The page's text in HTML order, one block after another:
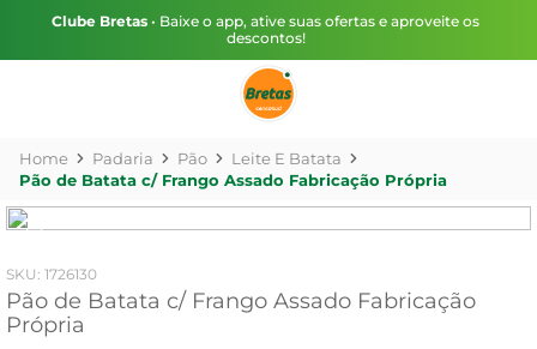
Clube Bretas • Baixe o app, ative suas ofertas e aproveite os
descontos!
Padaria Pão
Leite E Batata
Pão de Batata c/ Frango Assado Fabricação Própria
: 1726130
Pão de Batata c/ Frango Assado Fabricação
Própria